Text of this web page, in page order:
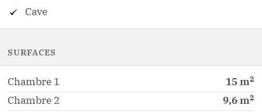
Cave
SURFACES
Chambre1 15 m2
Chambre2 9,6 m2